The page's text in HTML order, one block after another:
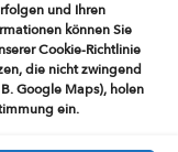
und Ihren
können Sie
Cookie-Richtlinie
die nicht zwingend
Google Maps), holen
ein.